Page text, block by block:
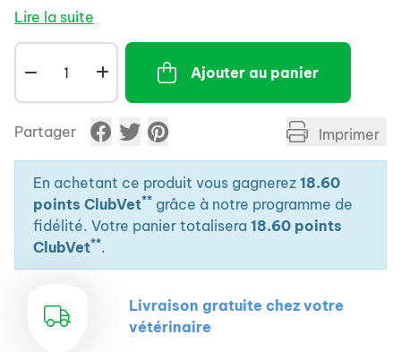
lactation.
spécialement formulé pour aider les chats stérilisés à
conserver un poids sain.
Une teneur élevée en protéines pour aider à
maintenir la masse maigre.
Une formule très digestible comprenant des
prébiotiques afin de favoriser une digestion saine.
Soutient la bonne santé du tractus urinaire de votre
chat.
Cet aliment favorise un milieu urinaire défavorable au
développement de cristaux de struvite et d’oxalate
de calcium.
ROYAL CANIN, ROYAL CANIN® NEUTERED
MAINTENANCE sauce doit être donné à votre animal
Lire la suite
Ajouter au panier
Partager Imprimer
En achetant ce produit vous gagnerez 18.60
points ClubVet** grâce à notre programme de
fidélité. Votre panier totalisera 18.60 points
ClubVet**.
Livraison gratuite chez votre
vétérinaire